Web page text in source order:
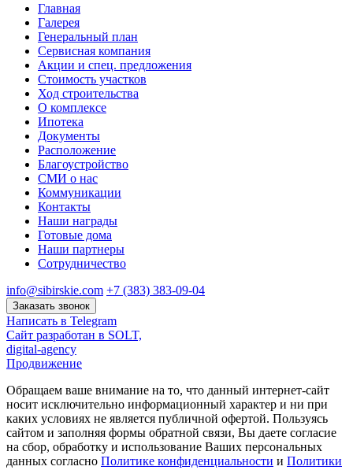
Главная
Галерея
Генеральный план
Сервисная компания
Акции и спец. предложения
Стоимость участков
Ход строительства
О комплексе
Ипотека
Документы
Расположение
Благоустройство
СМИ о нас
Коммуникации
Контакты
Наши награды
Готовые дома
Наши партнеры
Сотрудничество
info@sibirskie.com +7 (383) 383-09-04
Заказать звонок
Написать в Telegram
Сайт разработан в SOLT,
digital-agency
Продвижение
Обращаем ваше внимание на то, что данный интернет-сайт
носит исключительно информационный характер и ни при
каких условиях не является публичной офертой. Пользуясь
сайтом и заполняя формы обратной связи, Вы даете согласие
на сбор, обработку и использование Ваших персональных
данных согласно Политике конфиденциальности и Политики